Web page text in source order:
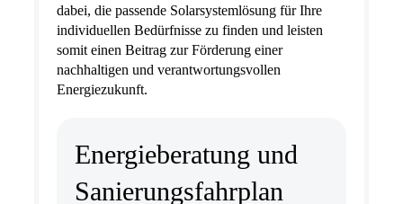
dabei, die passende Solarsystemlösung für Ihre
individuellen Bedürfnisse zu finden und leisten
somit einen Beitrag zur Förderung einer
nachhaltigen und verantwortungsvollen
Energiezukunft.
Energieberatung und
Sanierungsfahrplan